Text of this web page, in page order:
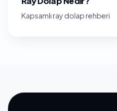
Kapsamlı ray dolap rehberi